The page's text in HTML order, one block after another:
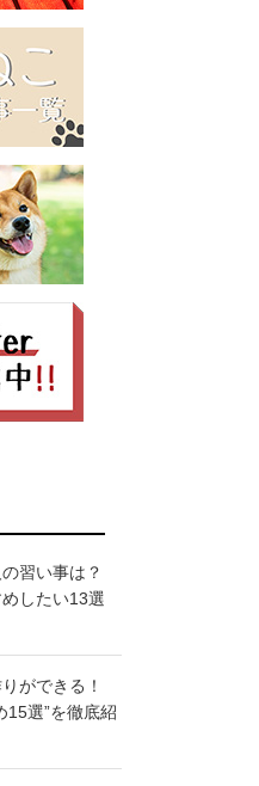
の習い事は？
したい13選
りができる！
15選”を徹底紹